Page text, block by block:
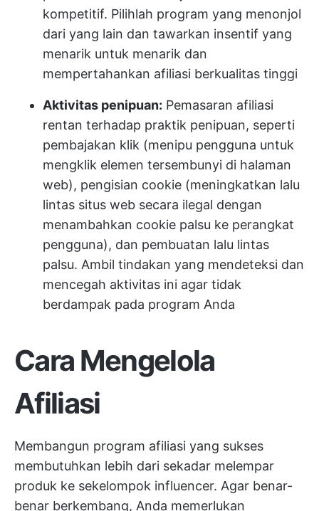
kompetitif. Pilihlah program yang menonjol
dari yang lain dan tawarkan insentif yang
menarik untuk menarik dan
mempertahankan afiliasi berkualitas tinggi
Aktivitas penipuan: Pemasaran afiliasi
rentan terhadap praktik penipuan, seperti
pembajakan klik (menipu pengguna untuk
mengklik elemen tersembunyi di halaman
web), pengisian cookie (meningkatkan lalu
lintas situs web secara ilegal dengan
menambahkan cookie palsu ke perangkat
pengguna), dan pembuatan lalu lintas
palsu. Ambil tindakan yang mendeteksi dan
mencegah aktivitas ini agar tidak
berdampak pada program Anda
Cara Mengelola
Afiliasi
Membangun program afiliasi yang sukses
membutuhkan lebih dari sekadar melempar
produk ke sekelompok influencer. Agar benar-
benar berkembang, Anda memerlukan